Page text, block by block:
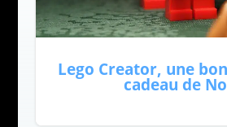
Lego Creator, une
cadeau de